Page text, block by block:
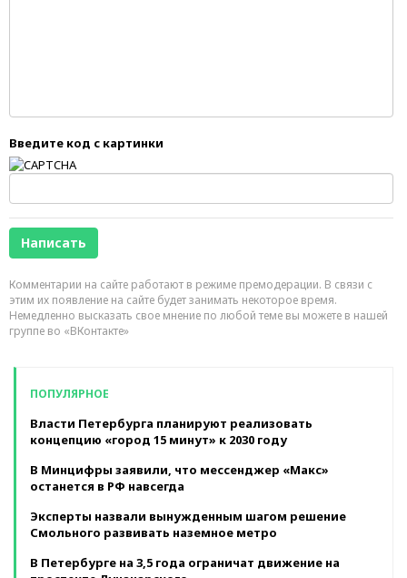
Введите код с картинки
Комментарии на сайте работают в режиме премодерации. В связи с
этим их появление на сайте будет занимать некоторое время.
Немедленно высказать свое мнение по любой теме вы можете в нашей
группе во «ВКонтакте»
ПОПУЛЯРНОЕ
Власти Петербурга планируют реализовать
концепцию «город 15 минут» к 2030 году
В Минцифры заявили, что мессенджер «Макс»
останется в РФ навсегда
Эксперты назвали вынужденным шагом решение
Смольного развивать наземное метро
В Петербурге на 3,5 года ограничат движение на